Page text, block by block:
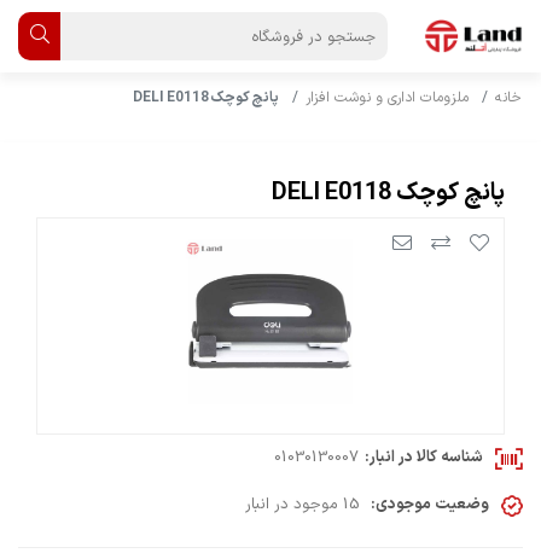
خانه ملزومات اداری و نوشت افزار پانچ کوچک DELI E0118
پانچ کوچک DELI E0118
شناسه کالا در انبار: 01030130007
وضعیت موجودی: 15 موجود در انبار